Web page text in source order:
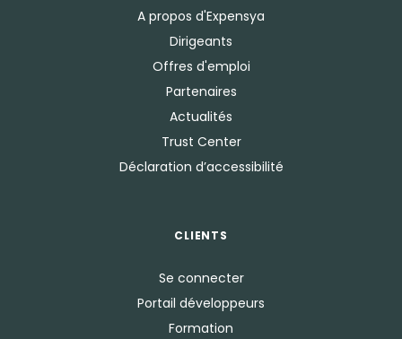
A propos d'Expensya
Dirigeants
Offres d'emploi
Partenaires
Actualités
Trust Center
Déclaration d’accessibilité
CLIENTS
Se connecter
Portail développeurs
Formation